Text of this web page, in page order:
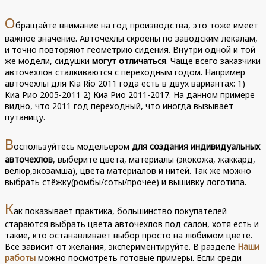
Обращайте внимание на год производства, это тоже имеет
важное значение. Авточехлы скроены по заводским лекалам,
и точно повторяют геометрию сидения. Внутри одной и той
же модели, сидушкимогут отличаться. Чаще всего заказчики
авточехлов сталкиваются с переходным годом. Например
авточехлы для Kia Rio 2011 года есть в двух вариантах: 1)
Киа Рио 2005-2011 2) Киа Рио 2011-2017. На данном примере
видно, что 2011 год переходный, что иногда вызывает
путаницу.
Воспользуйтесь модельеромдля создания индивидуальных
авточехлов, выберите цвета, материалы (экокожа, жаккард,
велюр,экозамша), цвета материалов и нитей. Так же можно
выбрать стёжку(ромбы/соты/прочее) и вышивку логотипа.
Как показывает практика, большинство покупателей
стараются выбрать цвета авточехлов под салон, хотя есть и
такие, кто останавливает выбор просто на любимом цвете.
Всё зависит от желания, экспериментируйте. В разделе Наши
работы можно посмотреть готовые примеры. Если среди